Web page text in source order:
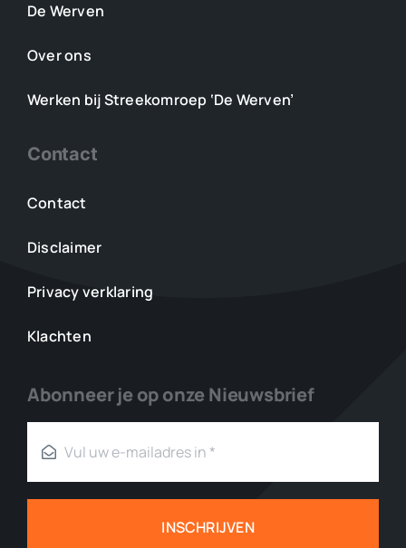
De Werven
Over ons
Werken bij Streekomroep ‘De Werven’
Contact
Contact
Disclaimer
Privacy verklaring
Klachten
Abonneer je op onze Nieuwsbrief
INSCHRIJVEN